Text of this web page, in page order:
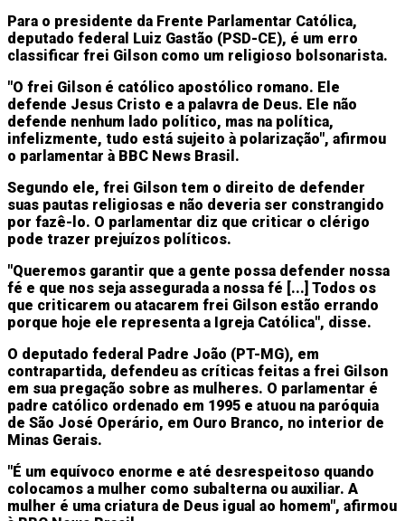
Para o presidente da Frente Parlamentar Católica,
deputado federal Luiz Gastão (PSD-CE), é um erro
classificar frei Gilson como um religioso bolsonarista.
"O frei Gilson é católico apostólico romano. Ele
defende Jesus Cristo e a palavra de Deus. Ele não
defende nenhum lado político, mas na política,
infelizmente, tudo está sujeito à polarização", afirmou
o parlamentar à BBC News Brasil.
Segundo ele, frei Gilson tem o direito de defender
suas pautas religiosas e não deveria ser constrangido
por fazê-lo. O parlamentar diz que criticar o clérigo
pode trazer prejuízos políticos.
"Queremos garantir que a gente possa defender nossa
fé e que nos seja assegurada a nossa fé [...] Todos os
que criticarem ou atacarem frei Gilson estão errando
porque hoje ele representa a Igreja Católica", disse.
O deputado federal Padre João (PT-MG), em
contrapartida, defendeu as críticas feitas a frei Gilson
em sua pregação sobre as mulheres. O parlamentar é
padre católico ordenado em 1995 e atuou na paróquia
de São José Operário, em Ouro Branco, no interior de
Minas Gerais.
"É um equívoco enorme e até desrespeitoso quando
colocamos a mulher como subalterna ou auxiliar. A
mulher é uma criatura de Deus igual ao homem", afirmou